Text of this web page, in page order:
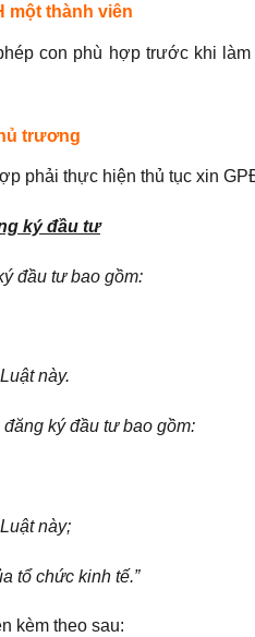
một thành viên
con phù hợp trước khi làm
trương
phải thực hiện thủ tục xin
ký đầu tư
đầu tư bao gồm:
này.
ký đầu tư bao gồm:
này;
tổ chức kinh tế.”
kèm theo sau: